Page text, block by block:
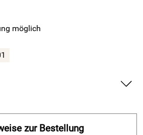
möglich
!!!
zur Bestellung